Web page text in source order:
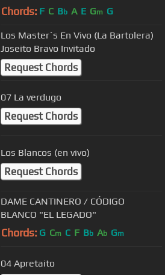
SABADO SENSACIONAL EN
Chords: F C Bb A E Gm G
Los Master´s En Vivo (La Bartolera)
Joseito Bravo Invitado
Request Chords
07 La verdugo
Request Chords
Los Blancos (en vivo)
Request Chords
DAME CANTINERO / CÓDIGO
BLANCO "EL LEGADO"
Chords: G Cm C F Bb Ab Gm
04 Apretaito